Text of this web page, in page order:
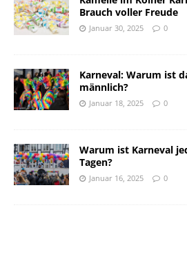
Brauch voller Freude
Januar 30, 2025 0
Karneval: Warum ist
männlich?
Januar 18, 2025 0
Warum ist Karneval
Tagen?
Januar 16, 2025 0